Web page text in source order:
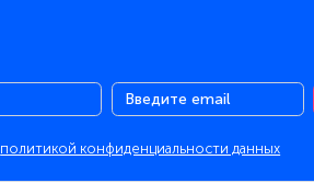
политикой конфиденциальности данных